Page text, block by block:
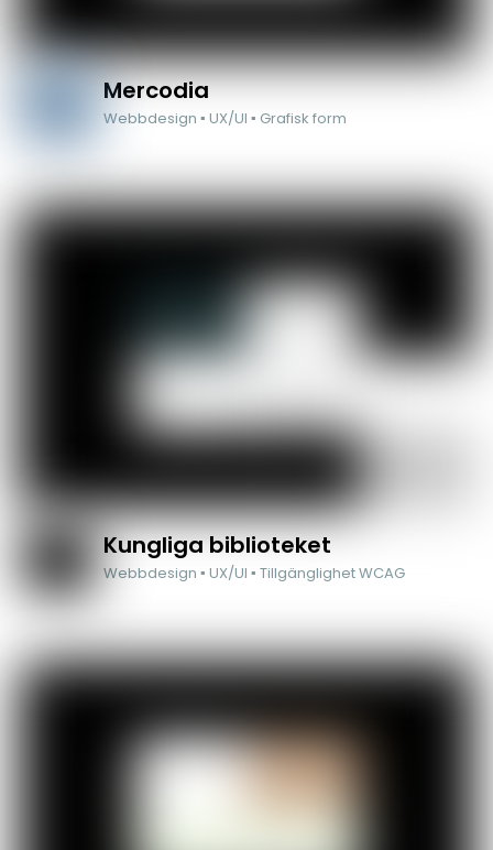
Mercodia
Webbdesign ▪ UX/UI ▪ Grafisk form
Kungliga biblioteket
Webbdesign ▪ UX/UI ▪ Tillgänglighet WCAG